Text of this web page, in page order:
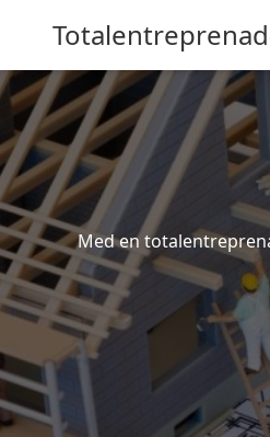
Med en